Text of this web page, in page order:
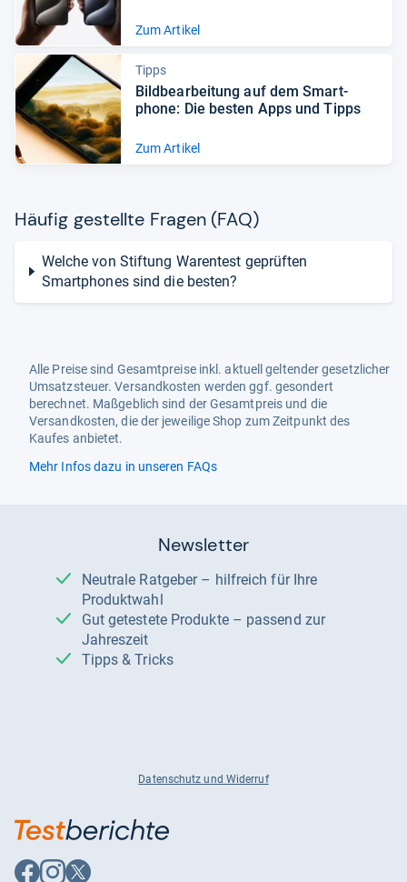
Zum Artikel
Tipps
Bild­be­ar­bei­tung auf dem Smart­
phone: Die bes­ten Apps und Tipps
Zum Artikel
Häu­fig gestellte Fra­gen (FAQ)
Welche von Stiftung Warentest geprüften
Smartphones sind die besten?
Alle Preise sind Gesamtpreise inkl. aktuell geltender gesetzlicher
Umsatzsteuer. Versandkosten werden ggf. gesondert
berechnet. Maßgeblich sind der Gesamtpreis und die
Versandkosten, die der jeweilige Shop zum Zeitpunkt des
Kaufes anbietet.
Mehr Infos dazu in unseren FAQs
Newsletter
Neutrale Ratgeber – hilfreich für Ihre
Produktwahl
Gut getestete Produkte – passend zur
Jahreszeit
Tipps & Tricks
Datenschutz und Widerruf
AufAufAuf